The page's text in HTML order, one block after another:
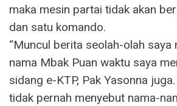
maka mesin partai tidak akan
dan satu komando.
“Muncul berita seolah-olah saya
nama Mbak Puan waktu saya
sidang e-KTP, Pak Yasonna
tidak pernah menyebut nama-